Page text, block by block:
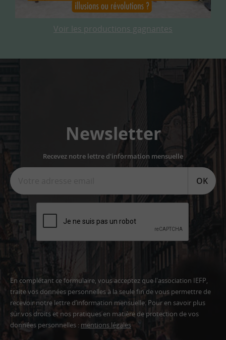
Voir les productions gagnantes
Newsletter
Recevez notre lettre d'information mensuelle
OK
En complétant ce formulaire, vous acceptez que l'association IEFP,
traite vos données personnelles à la seule fin de vous permettre de
recevoir notre lettre d’information mensuelle. Pour en savoir plus
sur vos droits et nos pratiques en matière de protection de vos
données personnelles : mentions légales
Adresse